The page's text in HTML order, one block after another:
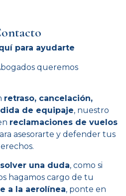
para ayudarte
queremos
retraso, cancelación,
de equipaje, nuestro
reclamaciones de vuelos
asesorarte y defender tus
una duda, como si
hagamos cargo de tu
a la aerolínea, ponte en